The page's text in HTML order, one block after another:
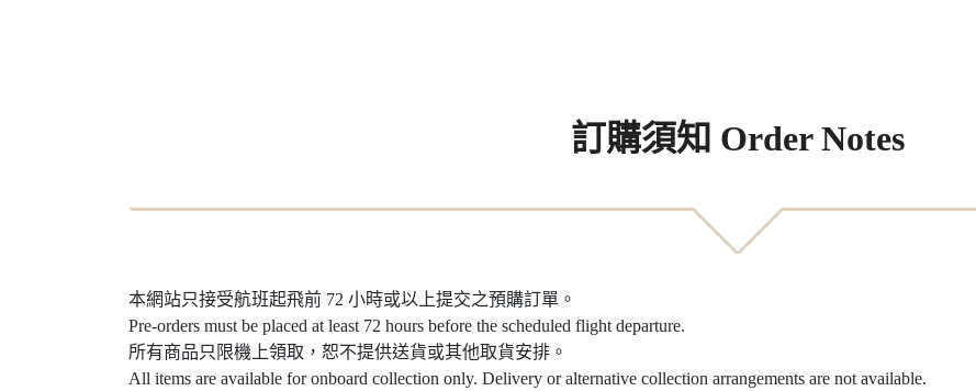
訂購須知 Order Notes
本網站只接受航班起飛前 72 小時或以上提交之預購訂單。
Pre-orders must be placed at least 72 hours before the scheduled flight departure.
所有商品只限機上領取，恕不提供送貨或其他取貨安排。
All items are available for onboard collection only. Delivery or alternative collection arrangements are not available.